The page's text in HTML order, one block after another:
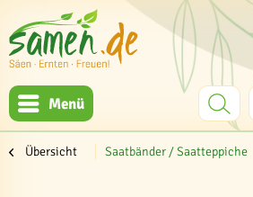
Menü
Übersicht Saatbänder / Saatteppiche